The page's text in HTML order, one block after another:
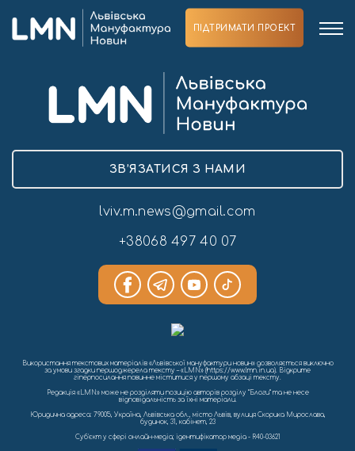
ПІДТРИМАТИ ПРОЕКТ
ЗВ’ЯЗАТИСЯ З НАМИ
lviv.m.news@gmail.com
+38068 497 40 07
Використання текстових матеріалів «Львівської мануфактури новин» дозволяється виключно
за умови згадки першоджерела тексту – «LMN» (https://www.lmn.in.ua). Відкрите
гіперпосилання повинне міститися у першому абзаці тексту.
Редакція «LMN» може не розділяти позицію авторів розділу “Блоги” та не несе
відповідальність за їхні матеріали.
Юридична адреса: 79005, Україна, Львівська обл., місто Львів, вулиця Скорика Мирослава,
будинок, 31, кабінет, 23
Cуб'єкт у сфері онлайн-медіа; ідентифікатор медіа - R40-03621